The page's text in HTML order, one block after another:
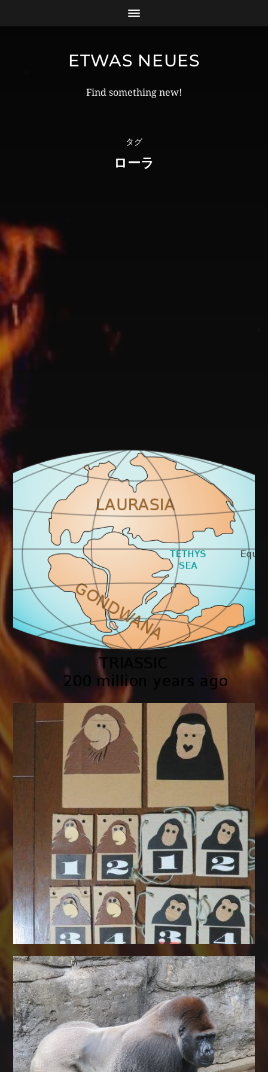
ETWAS NEUES
Find something new!
タグ
ローラ